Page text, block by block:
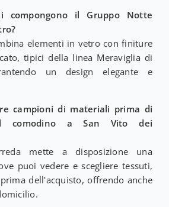
compongono il Gruppo Notte
elementi in vetro con finiture
tipici della linea Meraviglia di
un design elegante e
campioni di materiali prima di
comodino a San Vito dei
mette a disposizione una
puoi vedere e scegliere tessuti,
dell'acquisto, offrendo anche